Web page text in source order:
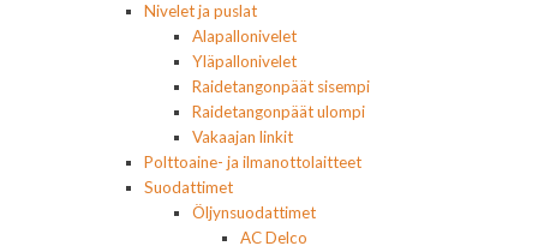
Nivelet ja puslat
Alapallonivelet
Yläpallonivelet
Raidetangonpäät sisempi
Raidetangonpäät ulompi
Vakaajan linkit
Polttoaine- ja ilmanottolaitteet
Suodattimet
Öljynsuodattimet
AC Delco